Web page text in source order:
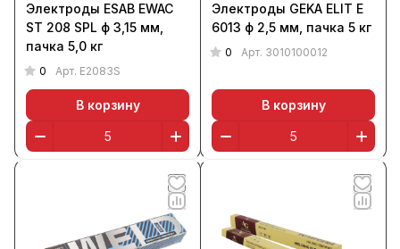
Электроды ESAB EWAC
ST 208 SPL ф 3,15 мм,
пачка 5,0 кг
0 Арт. E2083S
В корзину
Электроды GEKA ELIT E
6013 ф 2,5 мм, пачка 5 кг
0 Арт. 3010100012
В корзину